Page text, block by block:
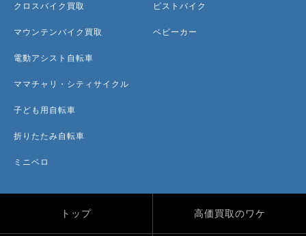
クロスバイク買取
マウンテンバイク買取
電動アシスト自転車
ママチャリ・シティサイクル
子ども用自転車
折りたたみ自転車
ミニベロ
ピストバイク
ベビーカー
トップ 高価買取のワケ